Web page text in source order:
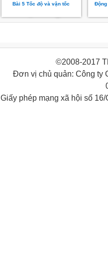
Bài 5 Tốc độ và vận tốc Động
©2008-2017
Đơn vị chủ quản: Công ty
Giấy phép mạng xã hội số